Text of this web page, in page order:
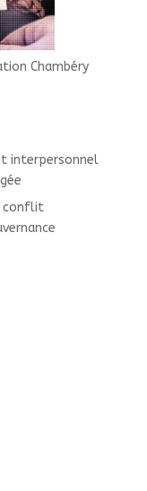
Chambéry
interpersonnel
conflit